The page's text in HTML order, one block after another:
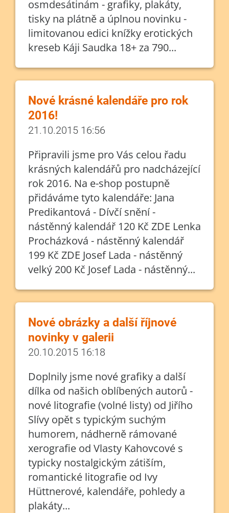
osmdesátinám - grafiky, plakáty,
tisky na plátně a úplnou novinku -
limitovanou edici knížky erotických
kreseb Káji Saudka 18+ za 790...
Nové krásné kalendáře pro rok
2016!
21.10.2015 16:56
Připravili jsme pro Vás celou řadu
krásných kalendářů pro nadcházející
rok 2016. Na e-shop postupně
přidáváme tyto kalendáře: Jana
Predikantová - Dívčí snění -
nástěnný kalendář 120 Kč ZDE Lenka
Procházková - nástěnný kalendář
199 Kč ZDE Josef Lada - nástěnný
velký 200 Kč Josef Lada - nástěnný...
Nové obrázky a další říjnové
novinky v galerii
20.10.2015 16:18
Doplnily jsme nové grafiky a další
dílka od našich oblíbených autorů -
nové litografie (volné listy) od Jiřího
Slívy opět s typickým suchým
humorem, nádherně rámované
xerografie od Vlasty Kahovcové s
typicky nostalgickým zátiším,
romantické litografie od Ivy
Hüttnerové, kalendáře, pohledy a
plakáty...